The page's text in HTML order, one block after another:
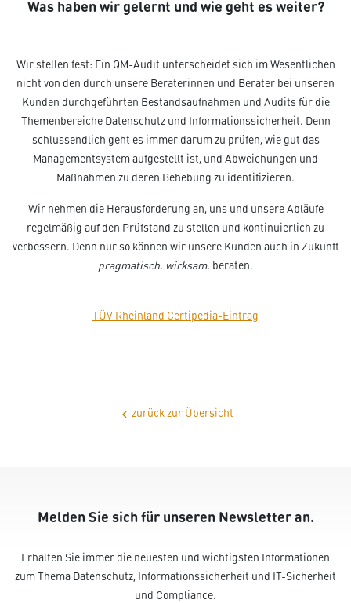
Was haben wir gelernt und wie geht es weiter?
Wir stellen fest: Ein QM-Audit unterscheidet sich im Wesentlichen
nicht von den durch unsere Beraterinnen und Berater bei unseren
Kunden durchgeführten Bestandsaufnahmen und Audits für die
Themenbereiche Datenschutz und Informationssicherheit. Denn
schlussendlich geht es immer darum zu prüfen, wie gut das
Managementsystem aufgestellt ist, und Abweichungen und
Maßnahmen zu deren Behebung zu identifizieren.
Wir nehmen die Herausforderung an, uns und unsere Abläufe
regelmäßig auf den Prüfstand zu stellen und kontinuierlich zu
verbessern. Denn nur so können wir unsere Kunden auch in Zukunft
pragmatisch. wirksam. beraten.
TÜV Rheinland Certipedia-Eintrag
chevron_left zurück zur Übersicht
Melden Sie sich für unseren Newsletter an.
Erhalten Sie immer die neuesten und wichtigsten Informationen
zum Thema Datenschutz, Informationssicherheit und IT-Sicherheit
und Compliance.